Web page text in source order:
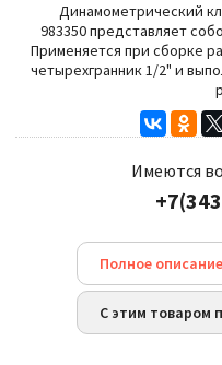
Динамометрический
983350 представляет
Применяется при сборке
четырехгранник 1/2" и
Имеются
Полное описание
С этим товаром